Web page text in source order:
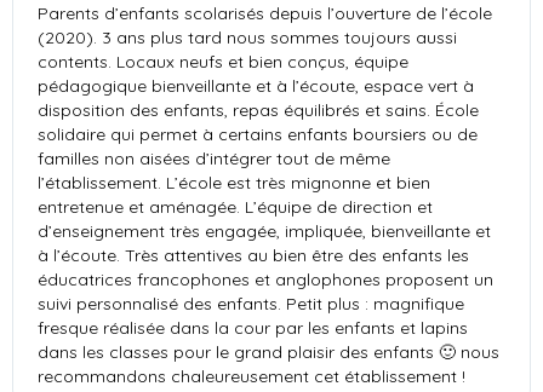
Parents d’enfants scolarisés depuis l’ouverture de l’école
(2020). 3 ans plus tard nous sommes toujours aussi
contents. Locaux neufs et bien conçus, équipe
pédagogique bienveillante et à l’écoute, espace vert à
disposition des enfants, repas équilibrés et sains. École
solidaire qui permet à certains enfants boursiers ou de
familles non aisées d’intégrer tout de même
l’établissement. L’école est très mignonne et bien
entretenue et aménagée. L’équipe de direction et
d’enseignement très engagée, impliquée, bienveillante et
à l’écoute. Très attentives au bien être des enfants les
éducatrices francophones et anglophones proposent un
suivi personnalisé des enfants. Petit plus : magnifique
fresque réalisée dans la cour par les enfants et lapins
dans les classes pour le grand plaisir des enfants 🙂 nous
recommandons chaleureusement cet établissement !